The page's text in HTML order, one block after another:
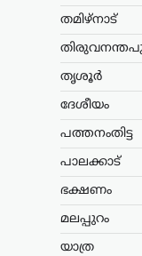
തമിഴ്നാട്
തൃശൂർ
ദേശീയം
പത്തനംതിട്ട
പാലക്കാട്
ഭക്ഷണം
മലപ്പുറം
യാത്ര